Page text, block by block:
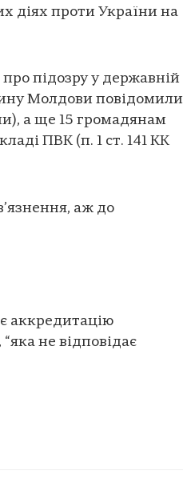
діях проти України на
підозру у державній
Молдови повідомили
а ще 15 громадянам
ПВК (п. 1 ст. 141 КК
аж до
аккредитацію
не відповідає